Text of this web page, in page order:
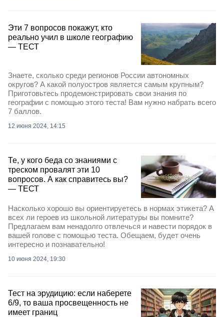
Эти 7 вопросов покажут, кто
реально учил в школе географию
— ТЕСТ
Знаете, сколько среди регионов России автономных
округов? А какой полуостров является самым крупным?
Приготовьтесь продемонстрировать свои знания по
географии с помощью этого теста! Вам нужно набрать всего
7 баллов.
12 июня 2024, 14:15
Те, у кого беда со знаниями с
треском провалят эти 10
вопросов. А как справитесь вы?
— ТЕСТ
Насколько хорошо вы ориентируетесь в нормах этикета? А
всех ли героев из школьной литературы вы помните?
Предлагаем вам ненадолго отвлечься и навести порядок в
вашей голове с помощью теста. Обещаем, будет очень
интересно и познавательно!
10 июня 2024, 19:30
Тест на эрудицию: если наберете
6/9, то ваша просвещенность не
имеет границ